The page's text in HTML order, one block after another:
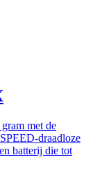
met de
draadloze
batterij die tot